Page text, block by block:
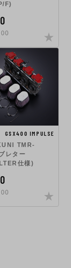
F)
GSX400 IMPULSE
TMR-
レター
仕様)